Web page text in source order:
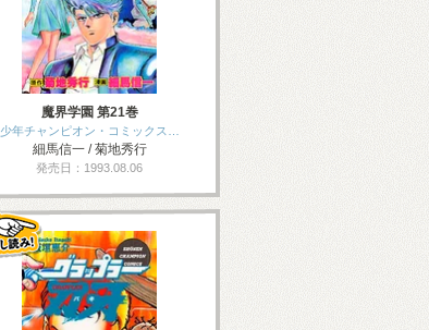
魔界学園 第21巻
少年チャンピオン・コミックス…
細馬信一 / 菊地秀行
発売日：1993.08.06